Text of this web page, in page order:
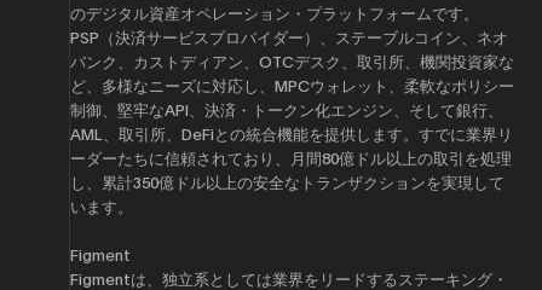
のデジタル資産オペレーション・プラットフォームです。
PSP（決済サービスプロバイダー）、ステーブルコイン、ネオ
バンク、カストディアン、OTCデスク、取引所、機関投資家な
ど、多様なニーズに対応し、MPCウォレット、柔軟なポリシー
制御、堅牢なAPI、決済・トークン化エンジン、そして銀行、
AML、取引所、DeFiとの統合機能を提供します。すでに業界リ
ーダーたちに信頼されており、月間80億ドル以上の取引を処理
し、累計350億ドル以上の安全なトランザクションを実現して
います。
​Figment
​Figmentは、独立系としては業界をリードするステーキング・